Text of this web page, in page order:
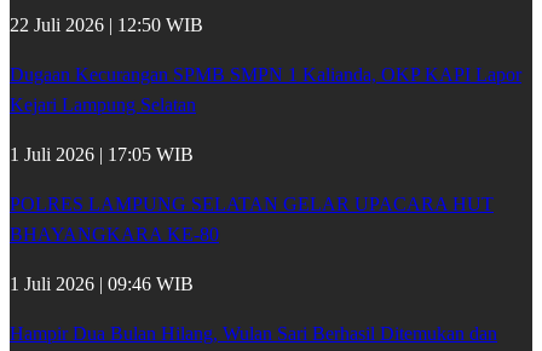
22 Juli 2026 | 12:50 WIB
Dugaan Kecurangan SPMB SMPN 1 Kalianda, OKP KAPI Lapor
Kejari Lampung Selatan
1 Juli 2026 | 17:05 WIB
POLRES LAMPUNG SELATAN GELAR UPACARA HUT
BHAYANGKARA KE-80
1 Juli 2026 | 09:46 WIB
Hampir Dua Bulan Hilang, Wulan Sari Berhasil Ditemukan dan